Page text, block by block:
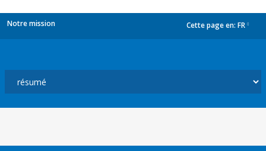
Notre mission Cette page en: FR